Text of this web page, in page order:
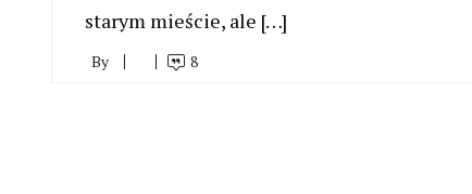
starym mieście, ale […]
By 8